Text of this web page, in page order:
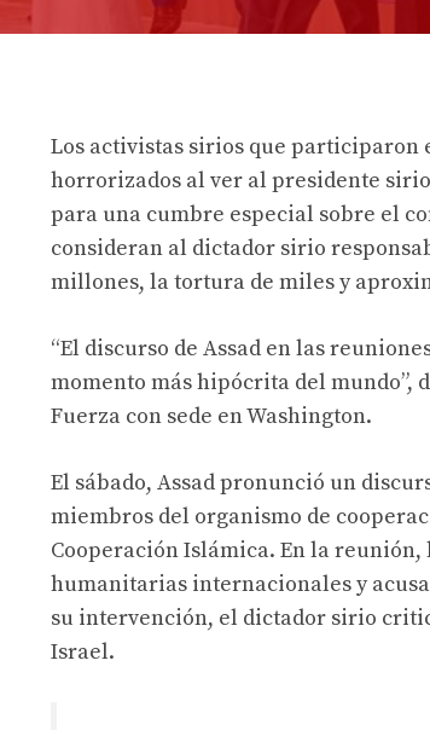
Los activistas sirios que
horrorizados al ver al presidente
para una cumbre especial sobre el
consideran al dictador sirio
millones, la tortura de miles y
“El discurso de Assad en las
momento más hipócrita del mundo”,
Fuerza con sede en Washington.
El sábado, Assad pronunció un
miembros del organismo de
Cooperación Islámica. En la
humanitarias internacionales y
su intervención, el dictador sirio
Israel.